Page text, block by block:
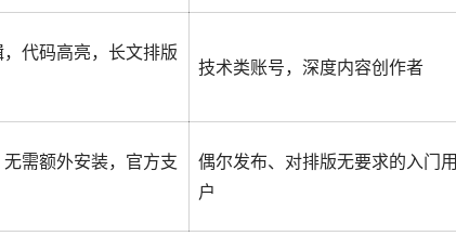
代码高亮，长文排版
技术类账号，深度内容创作者
需额外安装，官方支
偶尔发布、对排版无要求的入门用
户